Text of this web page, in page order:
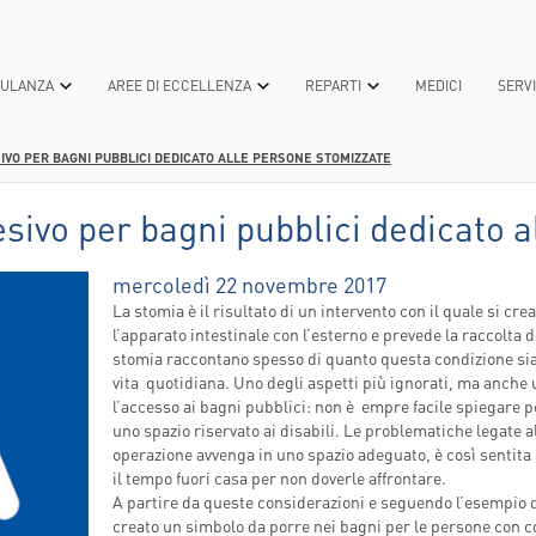
DONA ORA
5XMILLE
AREE DI ECCELLENZA
TECNOLOGIE PER LA CURA
TECNICHE ALL'AVANGUARDIA
DICONO DI
RASSEGNA
REPARTI
INTENSIVA
ONCOLOGICA E MININVASIVA-
MEDICINA GENERALE E
MEDICINA NUCLEARE
NEUROCHIRURGIA
NEUROLOGIA
OCULISTICA
ONCOLOGIA
ORTOPEDIA E
OSTETRICIA E
MEDICI
LA
CIDAF
MEDICAL
PATOLOGIE MEDICHE
CURE
CONVENZIONI E ASSICURAZIONI
PERCORSI DI CURA E CASE MANAGER
INFERMIERISTICI
POLIAMBULANZA PET FRIENDLY
IGIENE - NORME E BUONE PRATICHE
SERVIZIO DI DISTRIBUZIONE DIRETTA
DEL FARMACO PER PAZIENTI
AMBULATORIALI
UNIVERSITÀ
LAUREA IN “INNOVATIONS IN
LAUREA IN INFERMIERISTICA
MASTER E CORSI DI
CENTRO DI RICERCA EUGENIA MENNI
CHI SIAMO
COSA FACCIAMO
DONAZIONI
PER BAGNI PUBBLICI DEDICATO ALLE PERSONE STOMIZZATE
per bagni pubblici dedicato
mercoledì 22 novembre 2017
La stomia è il risultato di un intervento con il quale si
l’apparato intestinale con l’esterno e prevede la raccolta
stomia raccontano spesso di quanto questa condizione
vita quotidiana. Uno degli aspetti più ignorati, ma
l’accesso ai bagni pubblici: non è empre facile spiegare
uno spazio riservato ai disabili. Le problematiche legate
operazione avvenga in uno spazio adeguato, è così
il tempo fuori casa per non doverle affrontare.
A partire da queste considerazioni e seguendo
creato un simbolo da porre nei bagni per le persone con